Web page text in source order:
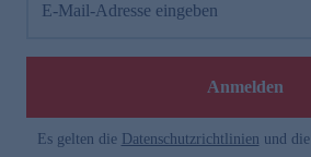
E-Mail-Adresse eingeben
Anmelden
Es gelten die Datenschutzrichtlinien und die